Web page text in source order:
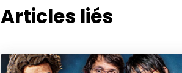
Articles liés